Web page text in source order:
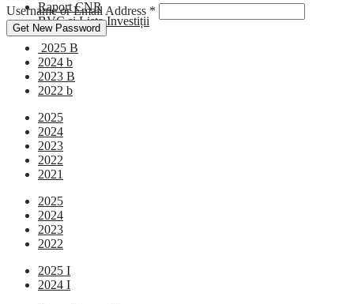
Raport CNR
BVC si Lista Investiții
2025 B
2024 b
2023 B
2022 b
2025
2024
2023
2022
2021
2025
2024
2023
2022
2025 I
2024 I
Username or Email Address *
Get New Password